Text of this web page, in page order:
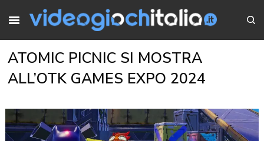
ATOMIC PICNIC SI MOSTRA
ALL’OTK GAMES EXPO 2024